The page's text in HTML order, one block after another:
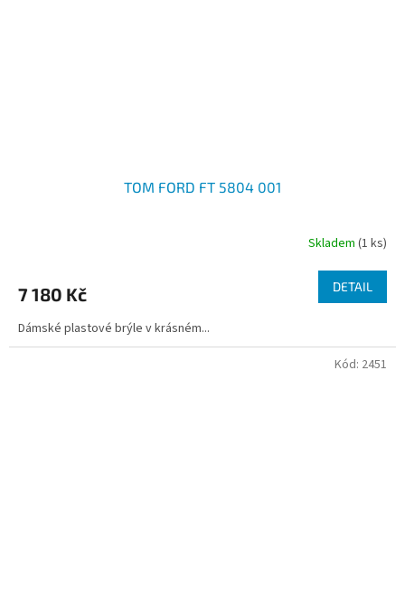
TOM FORD FT 5804 001
Skladem (1 ks)
7 180 Kč DETAIL
Dámské plastové brýle v krásném...
Kód: 2451